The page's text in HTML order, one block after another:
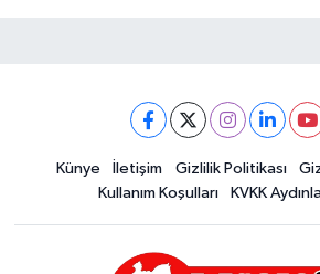
Künye İletişim Gizlilik Politikası
Kullanım Koşulları
KVKK